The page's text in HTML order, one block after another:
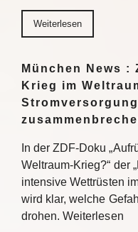
Weiterlesen
München News :
Krieg im
In der ZDF-Doku
Weltraum-Krieg?“ der
intensive Wettrüsten
wird klar, welche
drohen. Weiterlesen